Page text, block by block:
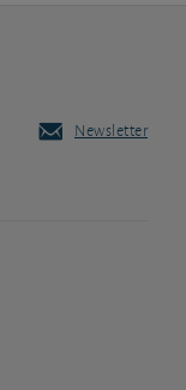
Newsletter